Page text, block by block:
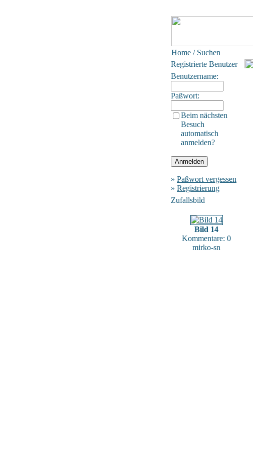
Home / Suchen
Registrierte Benutzer
Benutzername:
Paßwort:
Beim nächsten
Besuch
automatisch
anmelden?
» Paßwort vergessen
» Registrierung
Zufallsbild
Bild 14
Kommentare: 0
mirko-sn